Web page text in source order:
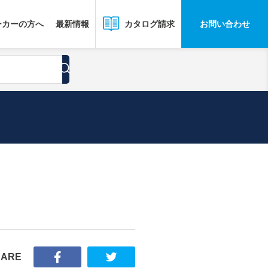
ーの方へ 最新情報 カタログ請求 お問い合わせ